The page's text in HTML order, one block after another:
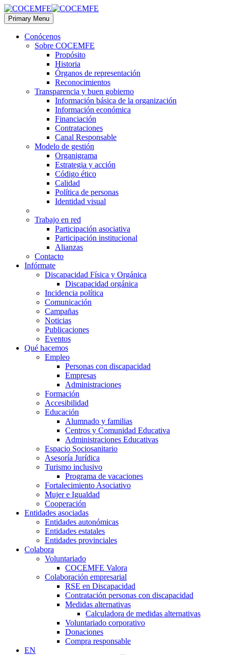
Primary Menu
Conócenos
Sobre COCEMFE
Propósito
Historia
Órganos de representación
Reconocimientos
Transparencia y buen gobierno
Información básica de la organización
Información económica
Financiación
Contrataciones
Canal Responsable
Modelo de gestión
Organigrama
Estrategia y acción
Código ético
Calidad
Política de personas
Identidad visual
Trabajo en red
Participación asociativa
Participación institucional
Alianzas
Contacto
Infórmate
Discapacidad Física y Orgánica
Discapacidad orgánica
Incidencia política
Comunicación
Campañas
Noticias
Publicaciones
Eventos
Qué hacemos
Empleo
Personas con discapacidad
Empresas
Administraciones
Formación
Accesibilidad
Educación
Alumnado y familias
Centros y Comunidad Educativa
Administraciones Educativas
Espacio Sociosanitario
Asesoría Jurídica
Turismo inclusivo
Programa de vacaciones
Fortalecimiento Asociativo
Mujer e Igualdad
Cooperación
Entidades asociadas
Entidades autonómicas
Entidades estatales
Entidades provinciales
Colabora
Voluntariado
COCEMFE Valora
Colaboración empresarial
RSE en Discapacidad
Contratación personas con discapacidad
Medidas alternativas
Calculadora de medidas alternativas
Voluntariado corporativo
Donaciones
Compra responsable
EN